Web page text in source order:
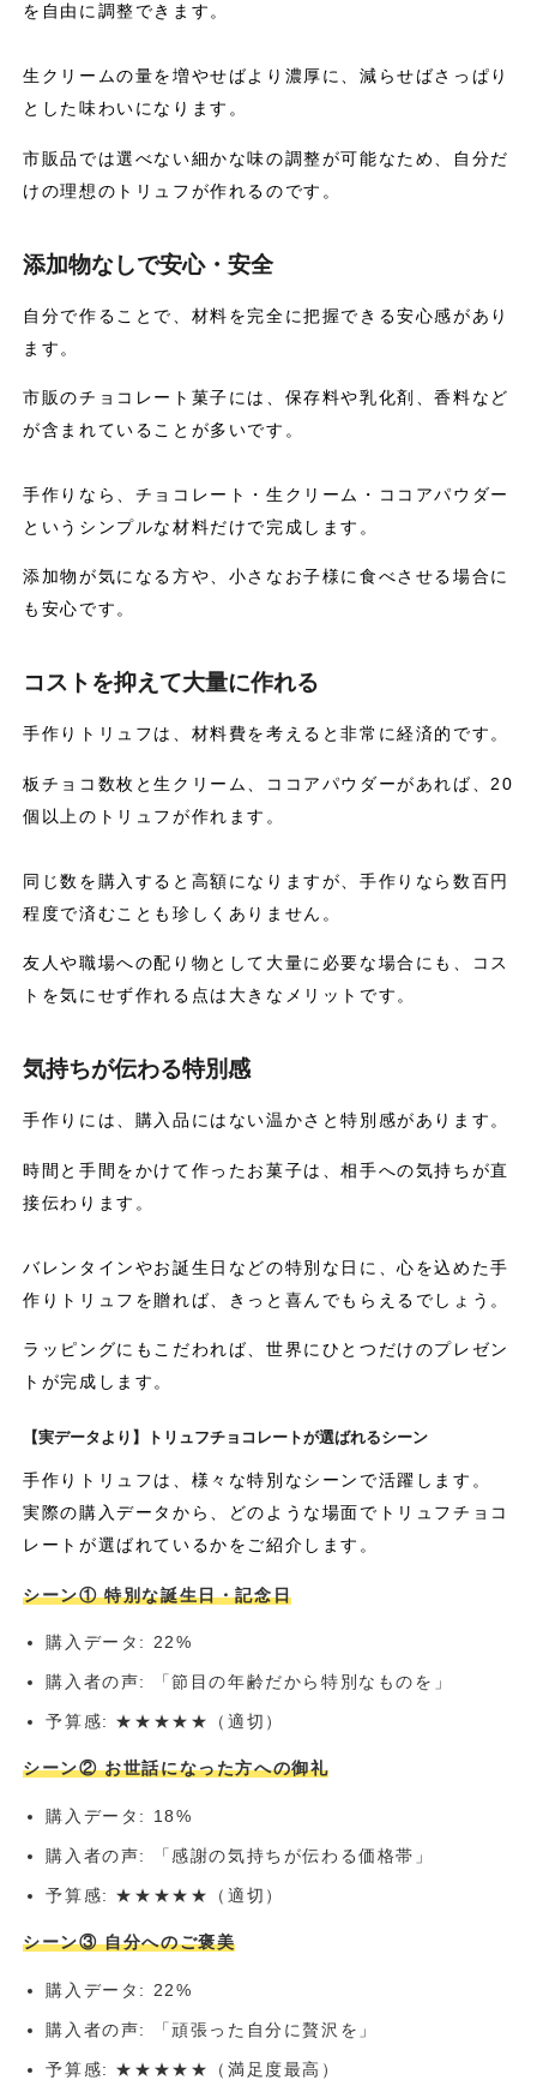
を自由に調整できます。
生クリームの量を増やせばより濃厚に、減らせばさっぱり
とした味わいになります。
市販品では選べない細かな味の調整が可能なため、自分だ
けの理想のトリュフが作れるのです。
添加物なしで安心・安全
自分で作ることで、材料を完全に把握できる安心感があり
ます。
市販のチョコレート菓子には、保存料や乳化剤、香料など
が含まれていることが多いです。
手作りなら、チョコレート・生クリーム・ココアパウダー
というシンプルな材料だけで完成します。
添加物が気になる方や、小さなお子様に食べさせる場合に
も安心です。
コストを抑えて大量に作れる
手作りトリュフは、材料費を考えると非常に経済的です。
板チョコ数枚と生クリーム、ココアパウダーがあれば、20
個以上のトリュフが作れます。
同じ数を購入すると高額になりますが、手作りなら数百円
程度で済むことも珍しくありません。
友人や職場への配り物として大量に必要な場合にも、コス
トを気にせず作れる点は大きなメリットです。
気持ちが伝わる特別感
手作りには、購入品にはない温かさと特別感があります。
時間と手間をかけて作ったお菓子は、相手への気持ちが直
接伝わります。
バレンタインやお誕生日などの特別な日に、心を込めた手
作りトリュフを贈れば、きっと喜んでもらえるでしょう。
ラッピングにもこだわれば、世界にひとつだけのプレゼン
トが完成します。
【実データより】トリュフチョコレートが選ばれるシーン
手作りトリュフは、様々な特別なシーンで活躍します。
実際の購入データから、どのような場面でトリュフチョコ
レートが選ばれているかをご紹介します。
シーン① 特別な誕生日・記念日
購入データ: 22%
購入者の声: 「節目の年齢だから特別なものを」
予算感: ★★★★★（適切）
シーン② お世話になった方への御礼
購入データ: 18%
購入者の声: 「感謝の気持ちが伝わる価格帯」
予算感: ★★★★★（適切）
シーン③ 自分へのご褒美
購入データ: 22%
購入者の声: 「頑張った自分に贅沢を」
予算感: ★★★★★（満足度最高）